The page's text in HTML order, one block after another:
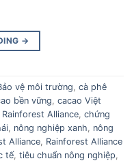
→
vệ môi trường, cà phê
bền vững, cacao Việt
Alliance, chứng
, nông nghiệp xanh, nông
Alliance, Rainforest Alliance
tế, tiêu chuẩn nông nghiệp,